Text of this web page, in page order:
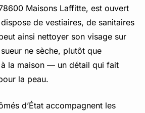
Maisons Laffitte, est ouvert
de vestiaires, de sanitaires
ainsi nettoyer son visage sur
ne sèche, plutôt que
à la maison — un détail qui fait
la peau.
d’État accompagnent les